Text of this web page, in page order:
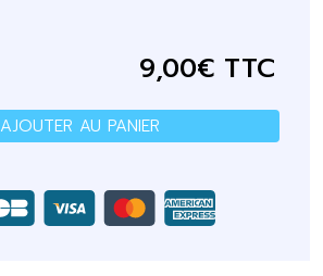
9,00€ TTC
AJOUTER AU PANIER